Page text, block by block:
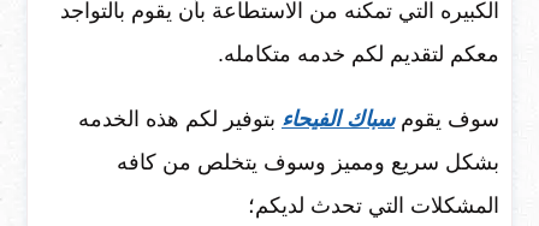
الكبيره التي تمكنه من الاستطاعة بأن يقوم بالتواجد
معكم لتقديم لكم خدمه متكامله.
سوف يقومسباك الفيحاء بتوفير لكم هذه الخدمه
بشكل سريع ومميز وسوف يتخلص من كافه
المشكلات التي تحدث لديكم؛